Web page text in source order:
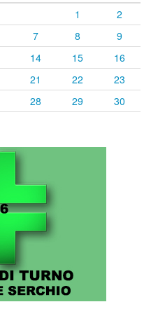
1
2
7 8
9
14 15
16
21 22
23
28 29
30